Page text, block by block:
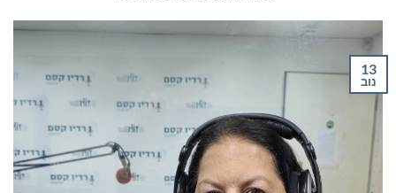
13
נוב